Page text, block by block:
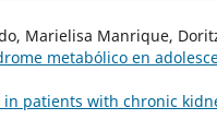
Marielisa Manrique,
metabólico en
in patients with chronic